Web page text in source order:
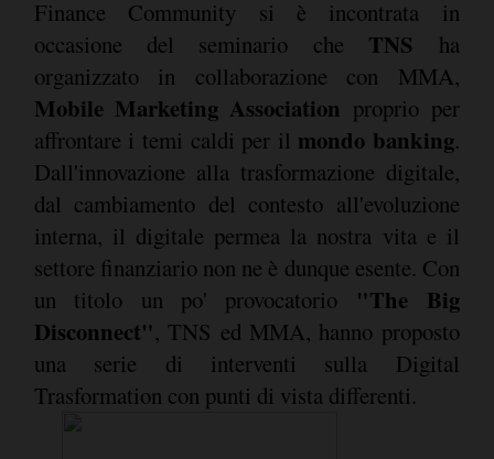
Finance Community si è incontrata in
occasione del seminario che TNS ha
organizzato in collaborazione con MMA,
Mobile Marketing Association proprio per
affrontare i temi caldi per il mondo banking.
Dall'innovazione alla trasformazione digitale,
dal cambiamento del contesto all'evoluzione
interna, il digitale permea la nostra vita e il
settore finanziario non ne è dunque esente. Con
un titolo un po' provocatorio "The Big
Disconnect", TNS ed MMA, hanno proposto
una serie di interventi sulla Digital
Trasformation con punti di vista differenti.